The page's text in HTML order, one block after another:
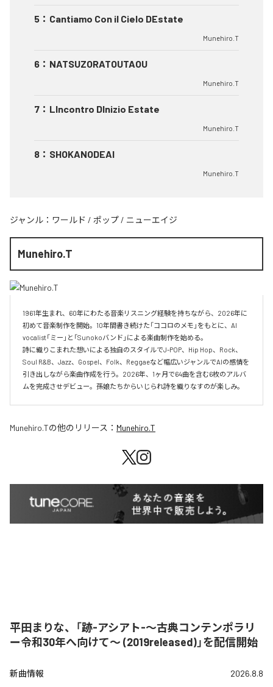
5 ： Cantiamo Con il Cielo DEstate
Munehiro.T
6 ： NATSUZORATOUTAOU
Munehiro.T
7 ： LIncontro DInizio Estate
Munehiro.T
8 ： SHOKANODEAI
Munehiro.T
ジャンル： ワールド / ポップ / ニューエイジ
Munehiro.T
1961年生まれ、60年にわたる音楽リスニング経験を持ちながら、2026年に
初めて音楽制作を開始。10年間書き続けた「ココロのメモ」をもとに、AI
vocalist「ミー」と「Sunokoバンド」による楽曲制作を始める。
詩に織りこまれた想いによる独自のスタイルでJ-POP、Hip Hop、Rock、
Soul R&B、Jazz、Gospel、Folk、Reggaeなど幅広いジャンルでAIの感情を
引き出しながら楽曲作成を行う。2026年、1ヶ月で64曲を含む6枚のアルバ
ムを完成させデビュー。孫娘たちからいじられ詩を織りなすのが楽しみ。
Munehiro.Tの他のリリース： Munehiro.T
平田まりな、「跡-アシアト-〜古典コンテンポラリ
ー令和30年へ向けて〜 (2019released)」を配信開始
新曲情報 2026.8.8